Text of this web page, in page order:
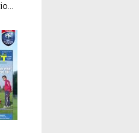
Futnet Tour : participez à la 1ère édition de notre tournée !